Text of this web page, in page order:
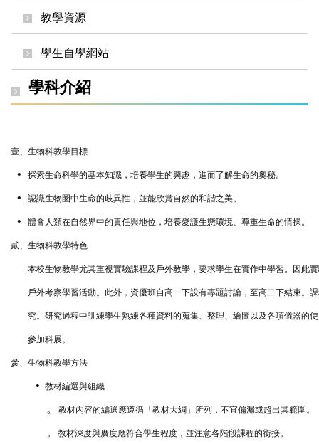
教學資源
學生自學網站
學科介紹
壹、生物科教學目標
• 探索生命科學的基本知識，培養學生的興趣，進而了解生命的奧秘。
• 認識生物圈中生命的歧異性，並能欣賞自然的和諧之美。
• 體會人類在自然界中的責任與地位，培養愛護生態環境、尊重生命的情操。
貳、生物科教學特色
本校生物教學尤其重視實驗課程及戶外教學，要求學生在實作中學習。因此
戶外考察學習活動。此外，資優班自高一下設有專題討論，至高二下結束。
究。研究過程中訓練學生熟練各種資料的蒐集、整理、繪圖以及各項儀器的
參加科展。
參、生物科教學方法
• 教材編選與組織
。 教材內容的編選應遵循「教材大綱」所列，不宜偏漏或超出其範圍。
。 教材深度與廣度應符合學生程度，並注意各階段課程的銜接。